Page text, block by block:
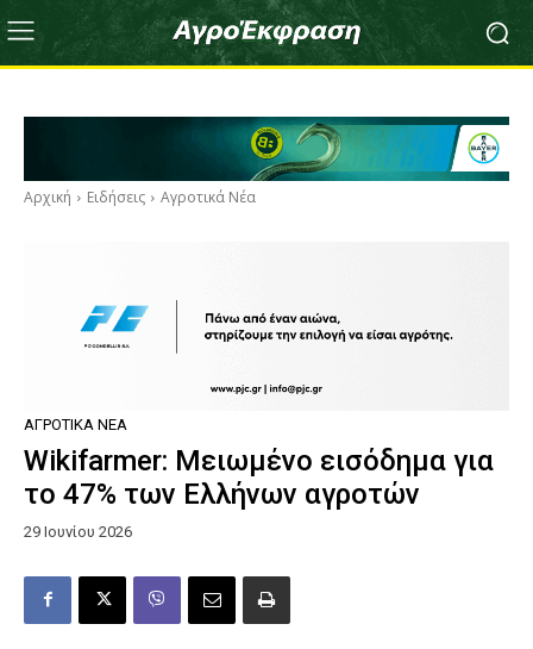
Αρχική Ειδήσεις Αγροτικά Νέα
ΑΓΡΟΤΙΚΆ ΝΈΑ
Wikifarmer: Μειωμένο εισόδημα για
το 47% των Ελλήνων αγροτών
29 Ιουνίου 2026